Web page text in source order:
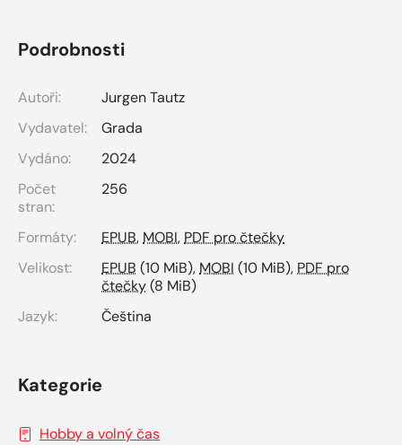
Podrobnosti
Autoři:
Jurgen Tautz
Vydavatel:
Grada
Vydáno:
2024
Počet
stran:
256
Formáty: EPUB,MOBI,PDF pro čtečky
Velikost:
EPUB (10 MiB),MOBI (10 MiB),PDF pro
čtečky(8 MiB)
Jazyk:
Čeština
Kategorie
Hobby a volný čas